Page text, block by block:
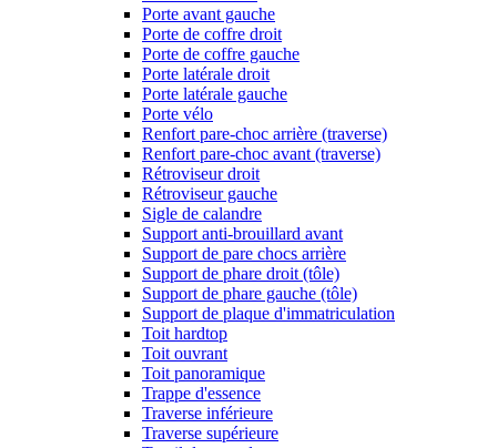
Porte avant gauche
Porte de coffre droit
Porte de coffre gauche
Porte latérale droit
Porte latérale gauche
Porte vélo
Renfort pare-choc arrière (traverse)
Renfort pare-choc avant (traverse)
Rétroviseur droit
Rétroviseur gauche
Sigle de calandre
Support anti-brouillard avant
Support de pare chocs arrière
Support de phare droit (tôle)
Support de phare gauche (tôle)
Support de plaque d'immatriculation
Toit hardtop
Toit ouvrant
Toit panoramique
Trappe d'essence
Traverse inférieure
Traverse supérieure